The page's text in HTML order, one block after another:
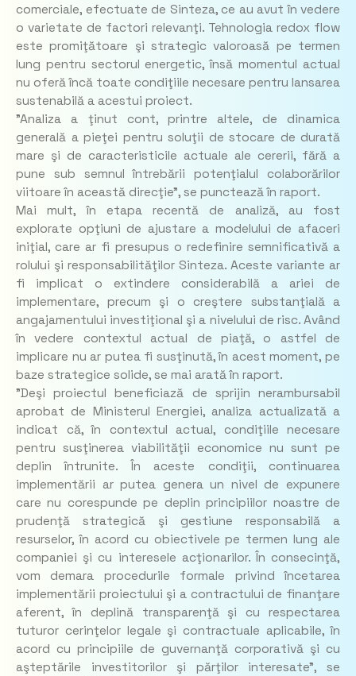
comerciale, efectuate de Sinteza, ce au avut în vedere
o varietate de factori relevanţi. Tehnologia redox flow
este promiţătoare şi strategic valoroasă pe termen
lung pentru sectorul energetic, însă momentul actual
nu oferă încă toate condiţiile necesare pentru lansarea
sustenabilă a acestui proiect.
"Analiza a ţinut cont, printre altele, de dinamica
generală a pieţei pentru soluţii de stocare de durată
mare şi de caracteristicile actuale ale cererii, fără a
pune sub semnul întrebării potenţialul colaborărilor
viitoare în această direcţie", se punctează în raport.
Mai mult, în etapa recentă de analiză, au fost
explorate opţiuni de ajustare a modelului de afaceri
iniţial, care ar fi presupus o redefinire semnificativă a
rolului şi responsabilităţilor Sinteza. Aceste variante ar
fi implicat o extindere considerabilă a ariei de
implementare, precum şi o creştere substanţială a
angajamentului investiţional şi a nivelului de risc. Având
în vedere contextul actual de piaţă, o astfel de
implicare nu ar putea fi susţinută, în acest moment, pe
baze strategice solide, se mai arată în raport.
"Deşi proiectul beneficiază de sprijin nerambursabil
aprobat de Ministerul Energiei, analiza actualizată a
indicat că, în contextul actual, condiţiile necesare
pentru susţinerea viabilităţii economice nu sunt pe
deplin întrunite. În aceste condiţii, continuarea
implementării ar putea genera un nivel de expunere
care nu corespunde pe deplin principiilor noastre de
prudenţă strategică şi gestiune responsabilă a
resurselor, în acord cu obiectivele pe termen lung ale
companiei şi cu interesele acţionarilor. În consecinţă,
vom demara procedurile formale privind încetarea
implementării proiectului şi a contractului de finanţare
aferent, în deplină transparenţă şi cu respectarea
tuturor cerinţelor legale şi contractuale aplicabile, în
acord cu principiile de guvernanţă corporativă şi cu
aşteptările investitorilor şi părţilor interesate", se